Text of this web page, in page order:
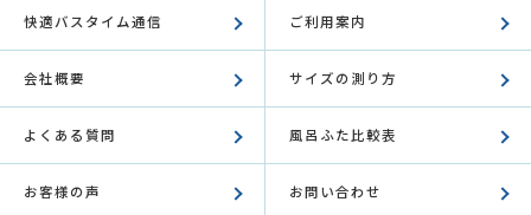
快適バスタイム通信 ご利用案内
会社概要 サイズの測り方
よくある質問 風呂ふた比較表
お客様の声 お問い合わせ